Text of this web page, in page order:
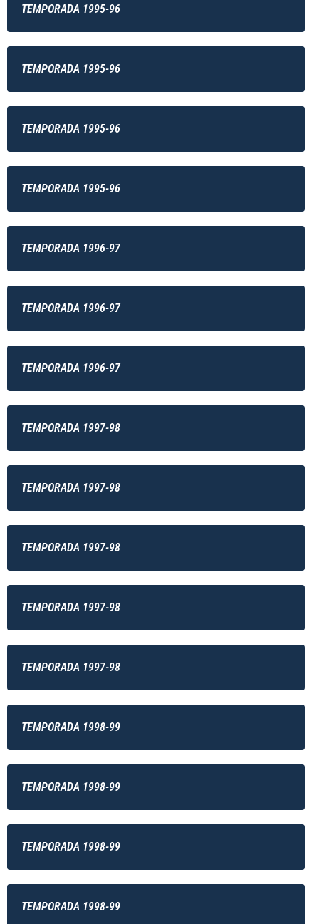
TEMPORADA 1995-96
TEMPORADA 1995-96
TEMPORADA 1995-96
TEMPORADA 1995-96
TEMPORADA 1996-97
TEMPORADA 1996-97
TEMPORADA 1996-97
TEMPORADA 1997-98
TEMPORADA 1997-98
TEMPORADA 1997-98
TEMPORADA 1997-98
TEMPORADA 1997-98
TEMPORADA 1998-99
TEMPORADA 1998-99
TEMPORADA 1998-99
TEMPORADA 1998-99